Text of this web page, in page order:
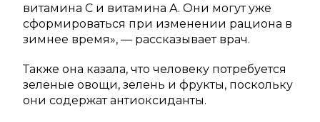
витамина С и витамина А. Они могут уже
сформироваться при изменении рациона в
зимнее время», — рассказывает врач.
Также она казала, что человеку потребуется
зеленые овощи, зелень и фрукты, поскольку
они содержат антиоксиданты.